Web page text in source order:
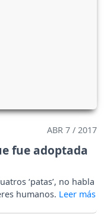
ABR 7 / 2017
fue adoptada
‘patas’, no habla
humanos.